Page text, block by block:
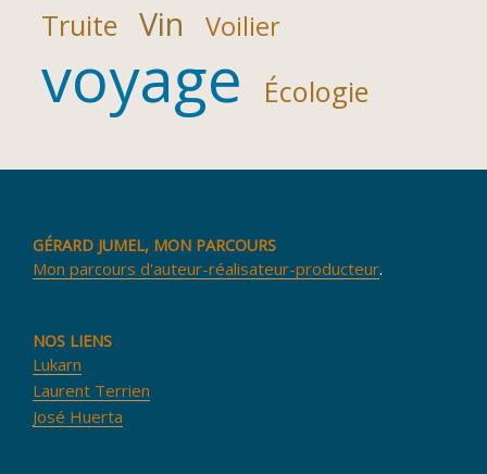
Truite Vin Voilier
voyage Écologie
GÉRARD JUMEL, MON PARCOURS
Mon parcours d'auteur-réalisateur-producteur.
NOS LIENS
Lukarn
Laurent Terrien
José Huerta